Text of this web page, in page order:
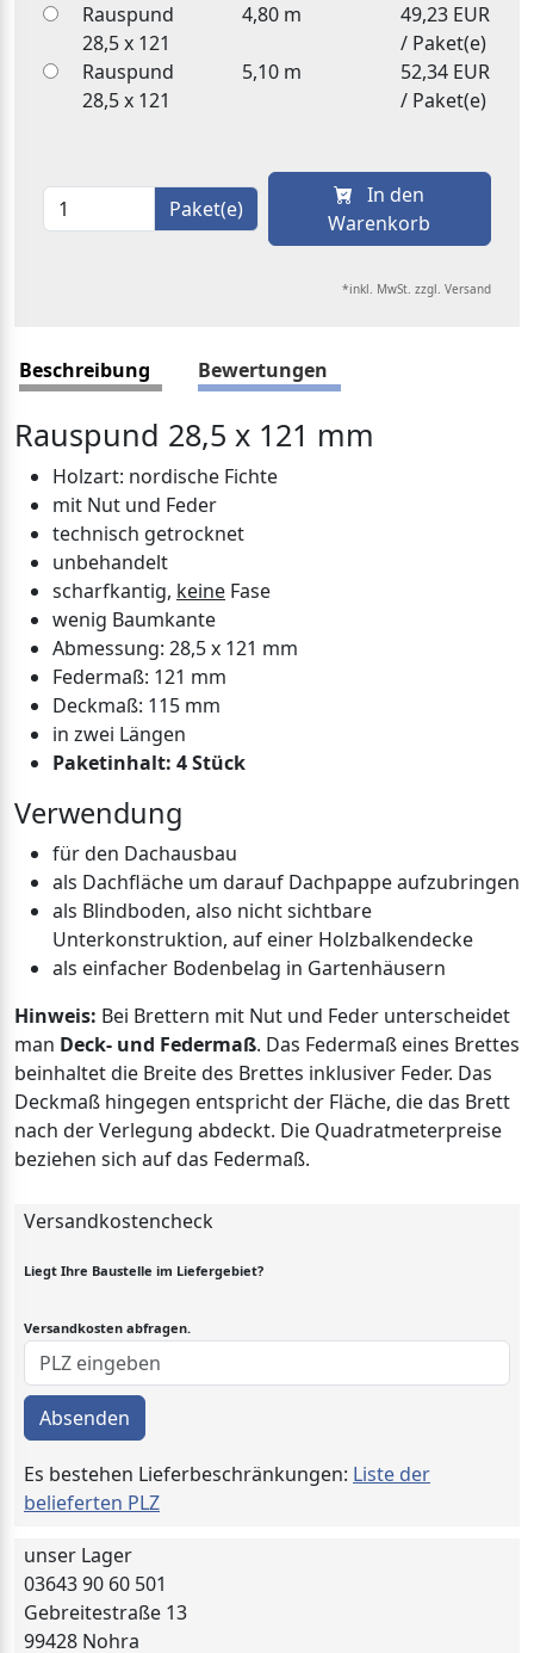
Rauspund
28,5 x 121
4,80 m
49,23 EUR
/ Paket(e)
Rauspund
28,5 x 121
5,10 m
52,34 EUR
/ Paket(e)
Paket(e)
In den
Warenkorb
*inkl. MwSt. zzgl. Versand
Beschreibung Bewertungen
Rauspund 28,5 x 121 mm
Holzart: nordische Fichte
mit Nut und Feder
technisch getrocknet
unbehandelt
scharfkantig, keine Fase
wenig Baumkante
Abmessung: 28,5 x 121 mm
Federmaß: 121 mm
Deckmaß: 115 mm
in zwei Längen
Paketinhalt: 4 Stück
Verwendung
für den Dachausbau
als Dachfläche um darauf Dachpappe aufzubringen
als Blindboden, also nicht sichtbare
Unterkonstruktion, auf einer Holzbalkendecke
als einfacher Bodenbelag in Gartenhäusern
Hinweis: Bei Brettern mit Nut und Feder unterscheidet
man Deck- und Federmaß. Das Federmaß eines Brettes
beinhaltet die Breite des Brettes inklusiver Feder. Das
Deckmaß hingegen entspricht der Fläche, die das Brett
nach der Verlegung abdeckt. Die Quadratmeterpreise
beziehen sich auf das Federmaß.
Versandkostencheck
Liegt Ihre Baustelle im Liefergebiet?
Versandkosten abfragen.
Absenden
Es bestehen Lieferbeschränkungen: Liste der
belieferten PLZ
unser Lager
03643 90 60 501
Gebreitestraße 13
99428 Nohra